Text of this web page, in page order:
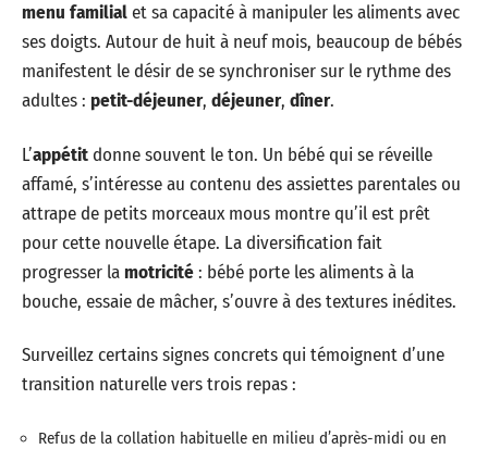
menu familialet sa capacité à manipuler les aliments avec
ses doigts. Autour de huit à neuf mois, beaucoup de bébés
manifestent le désir de se synchroniser sur le rythme des
adultes : petit-déjeuner, déjeuner, dîner.
L’appétitdonne souvent le ton. Un bébé qui se réveille
affamé, s’intéresse au contenu des assiettes parentales ou
attrape de petits morceaux mous montre qu’il est prêt
pour cette nouvelle étape. La diversification fait
progresser lamotricité: bébé porte les aliments à la
bouche, essaie de mâcher, s’ouvre à des textures inédites.
Surveillez certains signes concrets qui témoignent d’une
transition naturelle vers trois repas :
Refus de la collation habituelle en milieu d’après-midi ou en